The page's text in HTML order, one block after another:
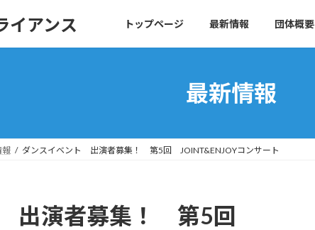
イアンス トップページ 最新情報 団体概要
最新情報
報 ダンスイベント 出演者募集！ 第5回 JOINT&ENJOYコンサート
出演者募集！ 第5回